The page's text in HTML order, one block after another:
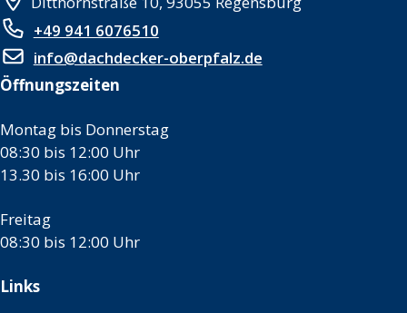
+49 941 6076510
info@dachdecker-oberpfalz.de
Öffnungszeiten
Montag bis Donnerstag
08:30 bis 12:00 Uhr
13.30 bis 16:00 Uhr
Freitag
08:30 bis 12:00 Uhr
Links